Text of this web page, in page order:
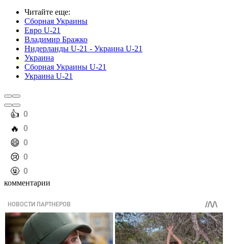
Читайте еще:
Сборная Украины
Евро U-21
Владимир Бражко
Нидерланды U-21 - Украина U-21
Украина
Сборная Украины U-21
Украина U-21
️👍 0
️🔥 0
️😄 0
️😢 0
️🤬 0
комментарии